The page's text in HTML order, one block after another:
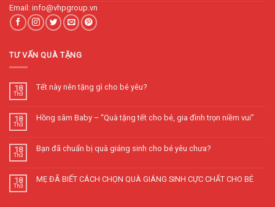
Email: info@vhpgroup.vn
TƯ VẤN QUÀ TẶNG
18
Th3
Tết này nên tặng gì cho bé yêu?
18
Th3
Hồng sâm Baby – “Quà tặng tết cho bé, gia đình trọn niềm vui”
18
Th3
Bạn đã chuẩn bị quà giáng sinh cho bé yêu chưa?
18
Th3
MẸ ĐÃ BIẾT CÁCH CHỌN QUÀ GIÁNG SINH CỰC CHẤT CHO BÉ